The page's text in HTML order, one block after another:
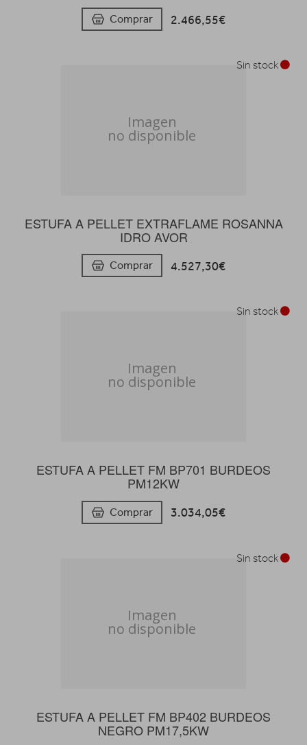
Comprar 2.466,55€
ESTUFA A PELLET EXTRAFLAME ROSANNA
IDRO AVOR
Comprar 4.527,30€
Sin stock
ESTUFA A PELLET FM BP701 BURDEOS
PM12KW
Comprar 3.034,05€
Sin stock
ESTUFA A PELLET FM BP402 BURDEOS
NEGRO PM17,5KW
Sin stock